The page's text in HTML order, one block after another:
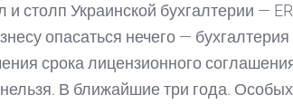
и столп Украинской бухгалтерии —
опасаться нечего —
срока лицензионного
В ближайшие три года.